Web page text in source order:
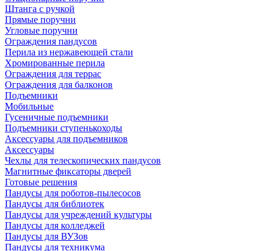
Штанга с ручкой
Прямые поручни
Угловые поручни
Ограждения пандусов
Перила из нержавеющей стали
Хромированные перила
Ограждения для террас
Ограждения для балконов
Подъемники
Мобильные
Гусеничные подъемники
Подъемники ступенькоходы
Аксессуары для подъемников
Аксессуары
Чехлы для телескопических пандусов
Магнитные фиксаторы дверей
Готовые решения
Пандусы для роботов-пылесосов
Пандусы для библиотек
Пандусы для учреждений культуры
Пандусы для колледжей
Пандусы для ВУЗов
Пандусы для техникума